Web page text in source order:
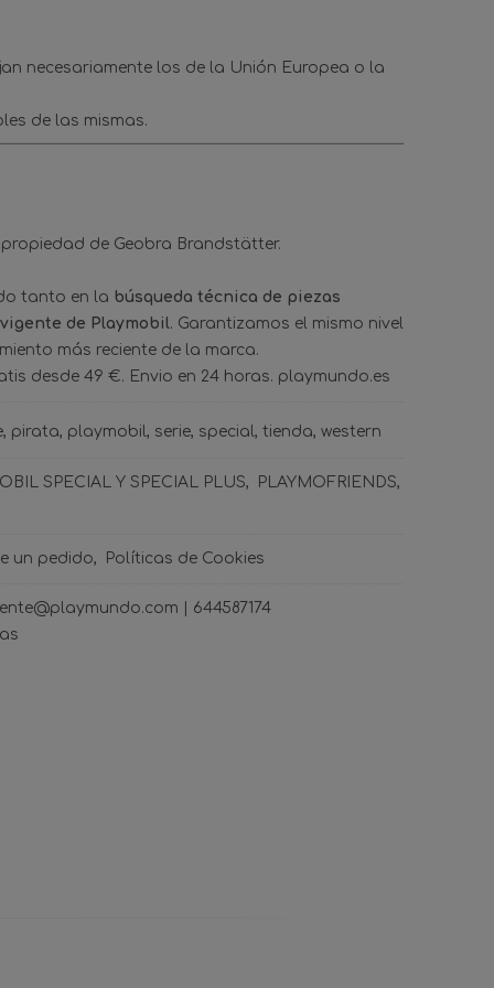
necesariamente los de la Unión Europea o la
de las mismas.
de Geobra Brandstätter.
tanto en la búsqueda técnica de piezas
de Playmobil. Garantizamos el mismo nivel
más reciente de la marca.
desde 49 €. Envio en 24 horas. playmundo.es
pirata playmobil serie special tienda western
SPECIAL Y SPECIAL PLUS
PLAYMOFRIENDS
un pedido Políticas de Cookies
| 644587174